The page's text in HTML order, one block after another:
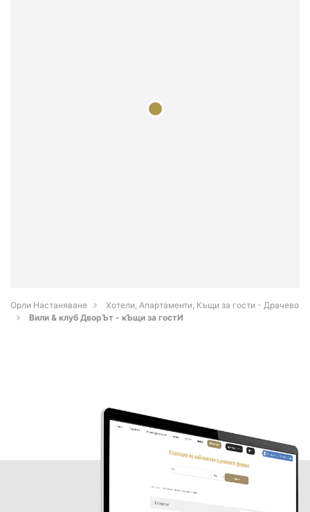
Орли Настаняване
Хотели, Апартаменти, Къщи за гости - Драчево
Вили & клуб ДворЪт - кЪщи за гостИ